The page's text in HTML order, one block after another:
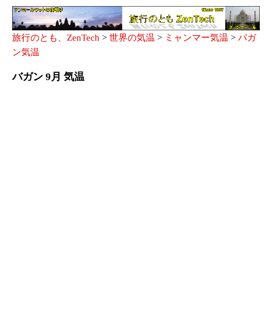
旅行のとも、ZenTech > 世界の気温 > ミャンマー気温 > バガ
ン気温
バガン 9月 気温